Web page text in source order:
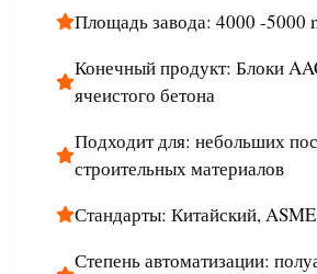
Площадь завода: 4000 -5000
Конечный продукт: Блоки
ячеистого бетона
Подходит для: небольших
строительных материалов
Стандарты: Китайский,
Степень автоматизации: